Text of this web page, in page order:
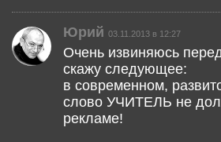
Юрий 03.11.2013 в 12:27
Очень извиняюсь
скажу следующее:
в современном,
слово УЧИТЕЛЬ не
рекламе!